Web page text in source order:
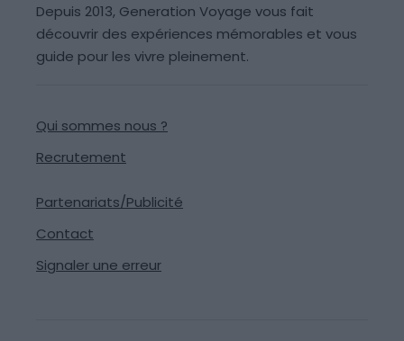
Depuis 2013, Generation Voyage vous fait
découvrir des expériences mémorables et vous
guide pour les vivre pleinement.
Qui sommes nous ?
Recrutement
Partenariats/Publicité
Contact
Signaler une erreur